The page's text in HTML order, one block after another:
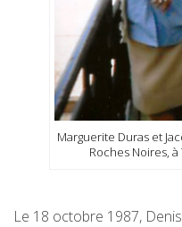
Marguerite Duras et
Roches Noires,
Le 18 octobre 1987,